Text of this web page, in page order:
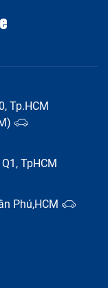
bạn thấy màn
hiệu của sự
hiệu nghiêm
Tp.HCM
TpHCM
Phú,HCM